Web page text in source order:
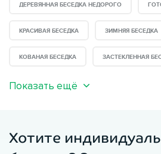
ДЕРЕВЯННАЯ БЕСЕДКА НЕДОРОГО
КРАСИВАЯ БЕСЕДКА ЗИМНЯЯ БЕСЕДКА
КОВАНАЯ БЕСЕДКА ЗАСТЕКЛЕННАЯ
Показать ещё
Хотите